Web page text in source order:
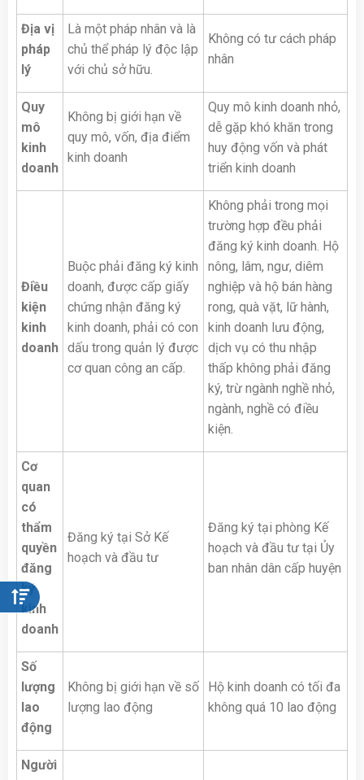
Địa vị
pháp
lý
Là một pháp nhân và là
chủ thể pháp lý độc lập
với chủ sở hữu.
Không có tư cách pháp
nhân
Quy
mô
kinh
doanh
Không bị giới hạn về
quy mô, vốn, địa điểm
kinh doanh
Quy mô kinh doanh nhỏ,
dễ gặp khó khăn trong
huy động vốn và phát
triển kinh doanh
Điều
kiện
kinh
doanh
Buộc phải đăng ký kinh
doanh, được cấp giấy
chứng nhận đăng ký
kinh doanh, phải có con
dấu trong quản lý được
cơ quan công an cấp.
Không phải trong mọi
trường hợp đều phải
đăng ký kinh doanh. Hộ
nông, lâm, ngư, diêm
nghiệp và hộ bán hàng
rong, quà vặt, lữ hành,
kinh doanh lưu động,
dịch vụ có thu nhập
thấp không phải đăng
ký, trừ ngành nghề nhỏ,
ngành, nghề có điều
kiện.
Cơ
quan
có
thẩm
quyền
đăng
ký
kinh
doanh
Đăng ký tại Sở Kế
hoạch và đầu tư
Đăng ký tại phòng Kế
hoạch và đầu tư tại Ủy
ban nhân dân cấp huyện
Số
lượng
lao
động
Không bị giới hạn về số
lượng lao động
Hộ kinh doanh có tối đa
không quá 10 lao động
Người